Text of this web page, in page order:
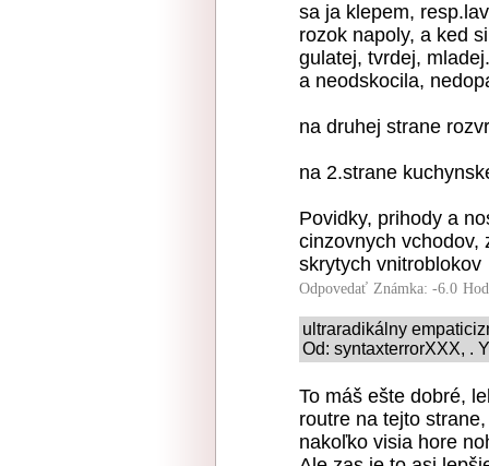
sa ja klepem,
rozok napoly, a ked
gulatej, tvrdej,
a neodskocila,
na druhej strane
na 2.strane
Povidky, prihody a
cinzovnych vchodov,
skrytych vnitroblokov
Odpovedať Známka: -6.0
ultraradikálny
Od: syntaxterrorXXX, .
To máš ešte dobré,
routre na tejto
nakoľko visia hore